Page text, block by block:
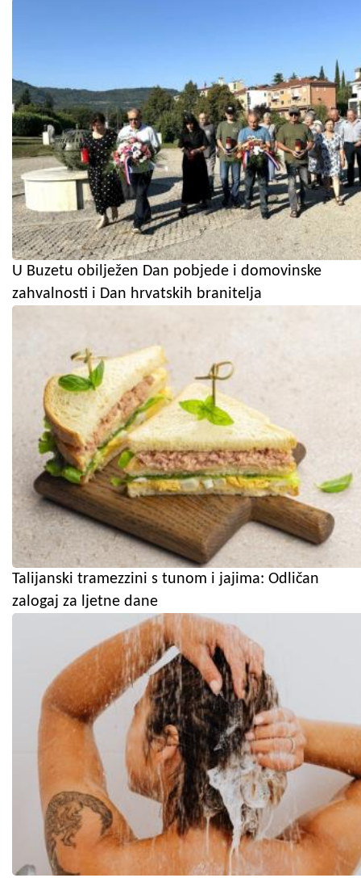
U Buzetu obilježen Dan pobjede i domovinske
zahvalnosti i Dan hrvatskih branitelja
Talijanski tramezzini s tunom i jajima: Odličan
zalogaj za ljetne dane